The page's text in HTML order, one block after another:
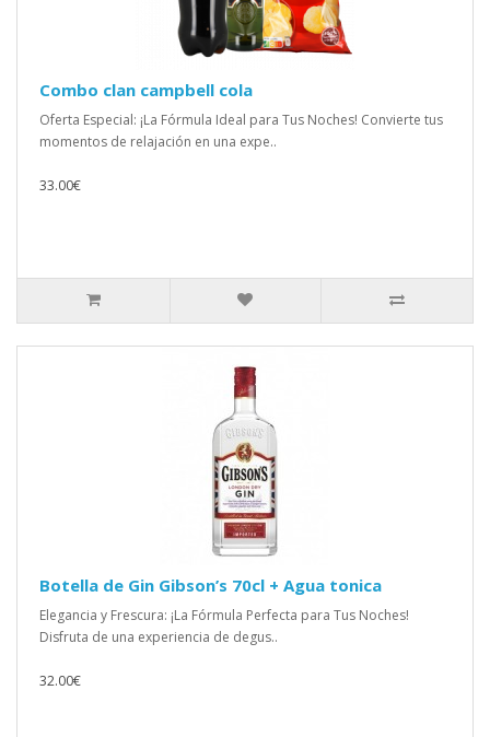
Combo clan campbell cola
Oferta Especial: ¡La Fórmula Ideal para Tus Noches! Convierte tus
momentos de relajación en una expe..
33.00€
Botella de Gin Gibson’s 70cl + Agua tonica
Elegancia y Frescura: ¡La Fórmula Perfecta para Tus Noches!
Disfruta de una experiencia de degus..
32.00€